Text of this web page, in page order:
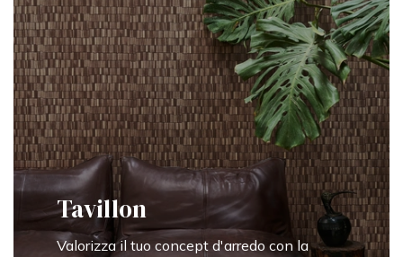
Tavillon
Valorizza il tuo concept d'arredo con la